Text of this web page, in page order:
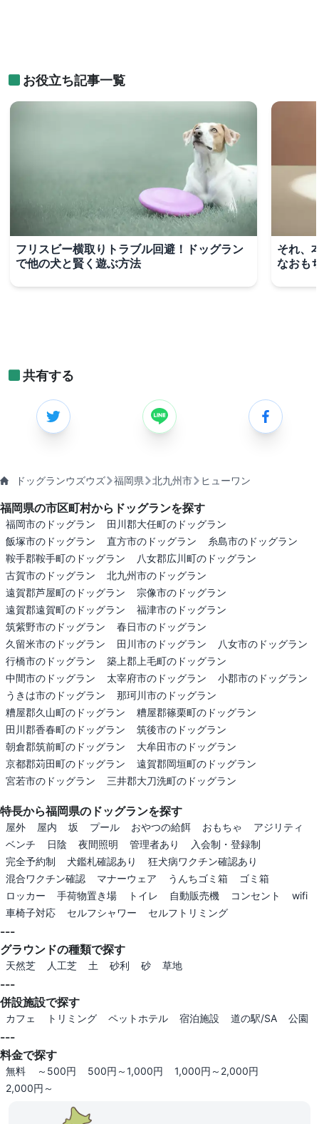
お役立ち記事一覧
フリスビー横取りトラブル回避！ドッグラン
で他の犬と賢く遊ぶ方法
それ、
なおも
共有する
ドッグランウズウズ 福岡県 北九州市 ヒューワン
福岡県の市区町村からドッグランを探す
福岡市のドッグラン
田川郡大任町のドッグラン
飯塚市のドッグラン
直方市のドッグラン
糸島市のドッグラン
鞍手郡鞍手町のドッグラン
八女郡広川町のドッグラン
古賀市のドッグラン
北九州市のドッグラン
遠賀郡芦屋町のドッグラン
宗像市のドッグラン
遠賀郡遠賀町のドッグラン
福津市のドッグラン
筑紫野市のドッグラン
春日市のドッグラン
久留米市のドッグラン
田川市のドッグラン
八女市のドッグラン
行橋市のドッグラン
築上郡上毛町のドッグラン
中間市のドッグラン
太宰府市のドッグラン
小郡市のドッグラン
うきは市のドッグラン
那珂川市のドッグラン
糟屋郡久山町のドッグラン
糟屋郡篠栗町のドッグラン
田川郡香春町のドッグラン
筑後市のドッグラン
朝倉郡筑前町のドッグラン
大牟田市のドッグラン
京都郡苅田町のドッグラン
遠賀郡岡垣町のドッグラン
宮若市のドッグラン
三井郡大刀洗町のドッグラン
特長から福岡県のドッグランを探す
屋外 屋内 坂 プール おやつの給餌 おもちゃ
アジリティ
ベンチ
日陰 夜間照明 管理者あり
入会制・登録制
完全予約制
犬鑑札確認あり
狂犬病ワクチン確認あり
混合ワクチン確認
マナーウェア うんちゴミ箱
ゴミ箱
ロッカー
手荷物置き場 トイレ 自動販売機 コンセント
wifi
車椅子対応
セルフシャワー セルフトリミング
---
グラウンドの種類で探す
天然芝 人工芝 土 砂利 砂 草地
---
併設施設で探す
カフェ トリミング ペットホテル 宿泊施設 道の駅/SA 公園
---
料金で探す
無料 ～500円 500円～1,000円
1,000円～2,000円
2,000円～